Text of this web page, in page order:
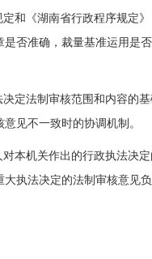
和《湖南省行政程序规定
否准确，裁量基准运用是
定法制审核范围和内容的
见不一致时的协调机制。
本机关作出的行政执法决
执法决定的法制审核意